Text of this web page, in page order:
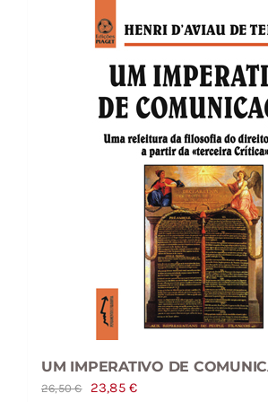
UM IMPERATIVO DE
26,50€
O
23,85€O